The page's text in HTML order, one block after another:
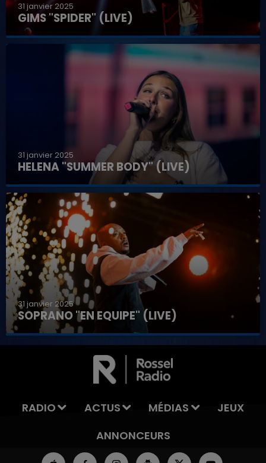
LA TEAM DU WEEK-END
31 janvier 2025
GIMS "SPIDER" (LIVE)
31 janvier 2025
HELENA "SUMMER BODY" (LIVE)
31 janvier 2025
SOPRANO "EN EQUIPE" (LIVE)
RADIO ACTUS MÉDIAS
JEUX
ANNONCEURS